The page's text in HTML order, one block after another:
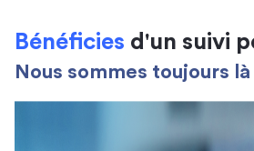
Bénéficies d'un suivi
Nous sommes toujours